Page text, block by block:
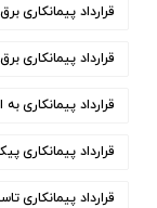
قرارداد پیمانکاری برق
قرارداد پیمانکاری
قرارداد پیمانکاری
قرارداد پیمانکاری
قرارداد پیمانکاری